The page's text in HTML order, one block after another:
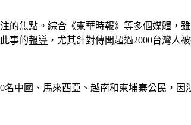
焦點。綜合《柬華時報》等多個媒體，
事的報導 ，尤其針對傳聞超過2000台灣人
中國、馬來西亞、越南和柬埔寨公民，